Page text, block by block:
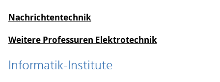
Nachrichtentechnik
Weitere Professuren Elektrotechnik
Informatik-Institute